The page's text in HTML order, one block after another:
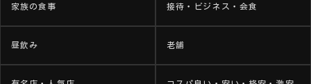
家族の食事 接待・ビジネス・会食
昼飲み 老舗